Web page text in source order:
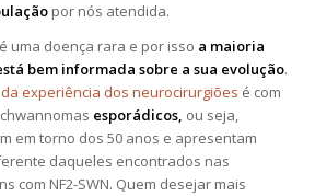
por nós atendida.
é uma doença rara e por isso a maioria
bem informada sobre a sua evolução.
da experiência dos neurocirurgiões é com
esporádicos, ou seja,
em torno dos 50 anos e apresentam
daqueles encontrados nas
com NF2-SWN. Quem desejar mais